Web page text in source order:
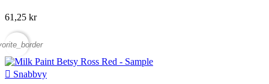
61,25 kr
 Snabbvy